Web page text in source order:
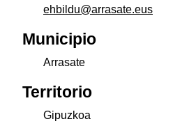
ehbildu@arrasate.eus
Municipio
Arrasate
Territorio
Gipuzkoa